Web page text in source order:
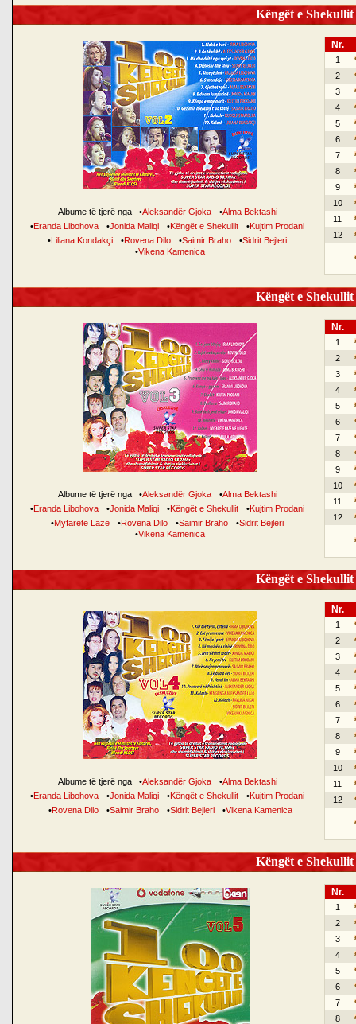
Këngët e
Albume të tjerë nga •Aleksandër Gjoka •Alma Bektashi
•Eranda Libohova •Jonida Maliqi •Këngët e Shekullit •Kujtim Prodani
•Liliana Kondakçi •Rovena Dilo •Saimir Braho •Sidrit Bejleri
•Vikena Kamenica
Nr.
1
2
3
4
5
6
7
8
9
10
11
12
Këngët e
Albume të tjerë nga •Aleksandër Gjoka •Alma Bektashi
•Eranda Libohova •Jonida Maliqi •Këngët e Shekullit •Kujtim Prodani
•Myfarete Laze •Rovena Dilo •Saimir Braho •Sidrit Bejleri
•Vikena Kamenica
Nr.
1
2
3
4
5
6
7
8
9
10
11
12
Këngët e
Albume të tjerë nga •Aleksandër Gjoka •Alma Bektashi
•Eranda Libohova •Jonida Maliqi •Këngët e Shekullit •Kujtim Prodani
•Rovena Dilo •Saimir Braho •Sidrit Bejleri •Vikena Kamenica
Nr.
1
2
3
4
5
6
7
8
9
10
11
12
Këngët e
Nr.
1
2
3
4
5
6
7
8